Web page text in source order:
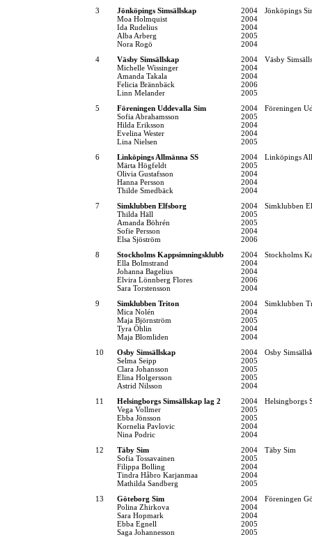
3
Jönköpings Simsällskap 2004
Jönköpings
Moa Holmquist
2004
Ida Rudelius
2004
Alba Arberg
2005
Nora Rogö
2004
4
Väsby Simsällskap 2004
Väsby
Michelle Wissinger
2004
Amanda Takala
2004
Felicia Brännbäck
2006
Linn Melander
2005
5
Föreningen Uddevalla Sim 2004
Föreningen
Sofia Abrahamsson
2005
Hilda Eriksson
2004
Evelina Wester
2004
Lina Nielsen
2005
6
Linköpings Allmänna SS 2004
Linköpings
Märta Högfeldt
2005
Olivia Gustafsson
2004
Hanna Persson
2004
Thilde Smedbäck
2004
7
Simklubben Elfsborg 2004
Simklubben
Thilda Häll
2005
Amanda Böhrén
2005
Sofie Persson
2004
Elsa Sjöström
2006
8
Stockholms Kappsimningsklubb 2004
Stockholms
Ella Bolmstrand
2004
Johanna Bagelius
2004
Elvira Lönnberg Flores
2006
Sara Torstensson
2004
9
Simklubben Triton 2004
Simklubben
Mica Nolén
2004
Maja Björnström
2005
Tyra Öhlin
2004
Maja Blomliden
2004
10
Osby Simsällskap 2004
Osby
Selma Seipp
2005
Clara Johansson
2005
Elina Holgersson
2005
Astrid Nilsson
2004
11
Helsingborgs Simsällskap lag 2 2004
Helsingborgs
Vega Vollmer
2005
Ebba Jönsson
2005
Kornelia Pavlovic
2004
Nina Podric
2004
12
Täby Sim 2004
Täby Sim
Sofia Tossavainen
2005
Filippa Bolling
2004
Tindra Håbro Karjanmaa
2004
Mathilda Sandberg
2005
13
Göteborg Sim 2004
Föreningen
Polina Zhirkova
2004
Sara Hopmark
2004
Ebba Egnell
2005
Saga Johannesson
2005